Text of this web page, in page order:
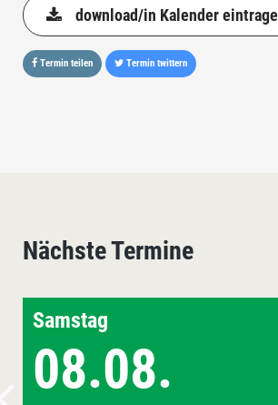
download/in Kalender
Termin teilen Termin twittern
Nächste Termine
Samstag
08.08.